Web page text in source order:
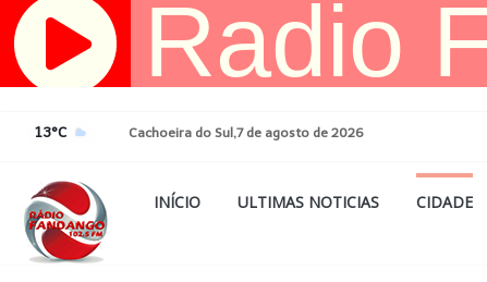
Pular
para
13°C Cachoeira do Sul,7 de agosto de 2026
INÍCIO ULTIMAS NOTICIAS CIDADE